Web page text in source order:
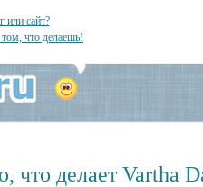
или сайт?
что делаешь!
что делает Vartha